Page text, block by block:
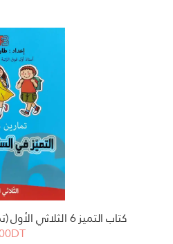
كتاب التميز 6 الثلاثي الأول (تمارين ومسائل) الكتب الازرق